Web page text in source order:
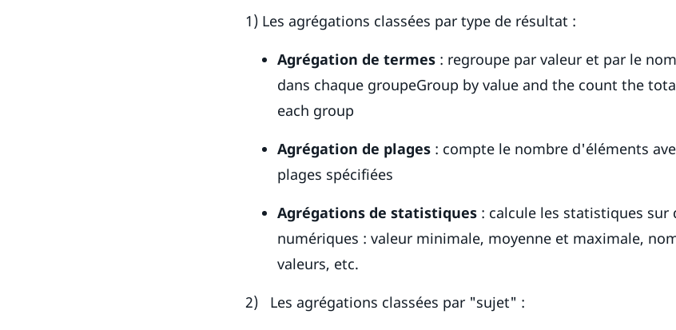
1) Les agrégations classées par type de résultat :
Agrégation de termes : regroupe par valeur et par le
dans chaque groupeGroup by value and the count the
each group
Agrégation de plages : compte le nombre d'éléments
plages spécifiées
Agrégations de statistiques : calcule les statistiques sur
numériques : valeur minimale, moyenne et maximale,
valeurs, etc.
2) Les agrégations classées par "sujet" :